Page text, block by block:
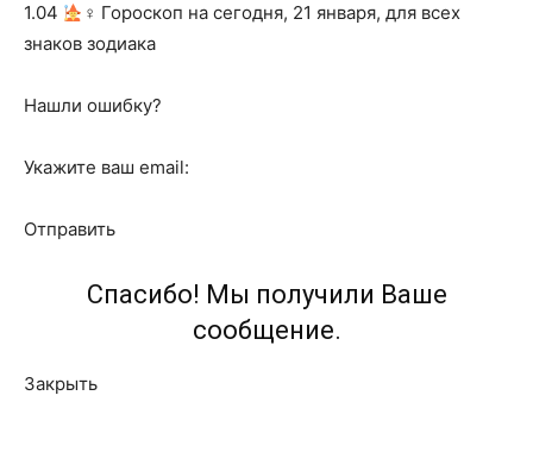
1.04
‍♀ Гороскоп на сегодня, 21 января, для всех
знаков зодиака
Нашли ошибку?
Укажите ваш email:
Отправить
Спасибо! Мы получили Ваше
сообщение.
Закрыть